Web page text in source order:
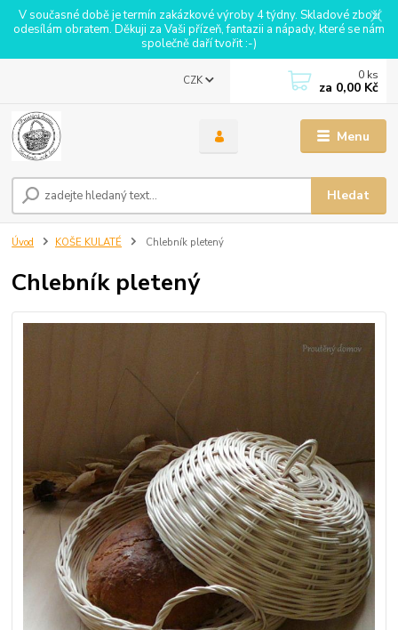
V současné době je termín zakázkové výroby 4 týdny. Skladové zboží
odesílám obratem. Děkuji za Vaši přízeň, fantazii a nápady, které se nám
společně daří tvořit :-)
Menu
CZK
Hledat
0 ks
za 0,00 Kč
Úvod KOŠE KULATÉ Chlebník pletený
Chlebník pletený